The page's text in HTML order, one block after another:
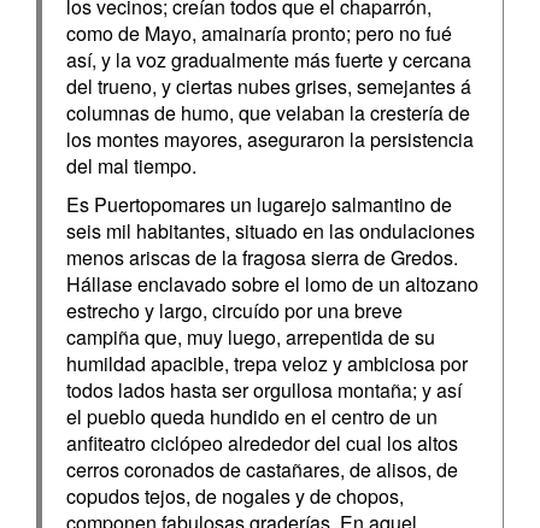
los vecinos; creían todos que el chaparrón,
como de Mayo, amainaría pronto; pero no fué
así, y la voz gradualmente más fuerte y cercana
del trueno, y ciertas nubes grises, semejantes á
columnas de humo, que velaban la crestería de
los montes mayores, aseguraron la persistencia
del mal tiempo.
Es Puertopomares un lugarejo salmantino de
seis mil habitantes, situado en las ondulaciones
menos ariscas de la fragosa sierra de Gredos.
Hállase enclavado sobre el lomo de un altozano
estrecho y largo, circuído por una breve
campiña que, muy luego, arrepentida de su
humildad apacible, trepa veloz y ambiciosa por
todos lados hasta ser orgullosa montaña; y así
el pueblo queda hundido en el centro de un
anfiteatro ciclópeo alrededor del cual los altos
cerros coronados de castañares, de alisos, de
copudos tejos, de nogales y de chopos,